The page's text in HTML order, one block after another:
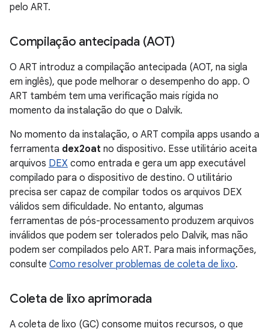
pelo ART.
Compilação antecipada (AOT)
O ART introduz a compilação antecipada (AOT, na sigla
em inglês), que pode melhorar o desempenho do app. O
ART também tem uma verificação mais rígida no
momento da instalação do que o Dalvik.
No momento da instalação, o ART compila apps usando a
ferramenta dex2oat no dispositivo. Esse utilitário aceita
arquivos DEX como entrada e gera um app executável
compilado para o dispositivo de destino. O utilitário
precisa ser capaz de compilar todos os arquivos DEX
válidos sem dificuldade. No entanto, algumas
ferramentas de pós-processamento produzem arquivos
inválidos que podem ser tolerados pelo Dalvik, mas não
podem ser compilados pelo ART. Para mais informações,
consulte Como resolver problemas de coleta de lixo.
Coleta de lixo aprimorada
A coleta de lixo (GC) consome muitos recursos, o que